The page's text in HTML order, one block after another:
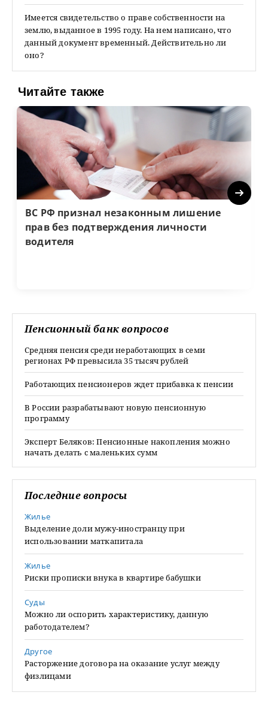
Имеется свидетельство о праве собственности на
землю, выданное в 1995 году. На нем написано, что
данный документ временный. Действительно ли
оно?
Читайте также
ВС РФ признал незаконным лишение
прав без подтверждения личности
водителя
Next
Пенсионный банк вопросов
Средняя пенсия среди неработающих в семи
регионах РФ превысила 35 тысяч рублей
Работающих пенсионеров ждет прибавка к пенсии
В России разрабатывают новую пенсионную
программу
Эксперт Беляков: Пенсионные накопления можно
начать делать с маленьких сумм
Последние вопросы
Жилье
Выделение доли мужу-иностранцу при
использовании маткапитала
Жилье
Риски прописки внука в квартире бабушки
Суды
Можно ли оспорить характеристику, данную
работодателем?
Другое
Расторжение договора на оказание услуг между
физлицами